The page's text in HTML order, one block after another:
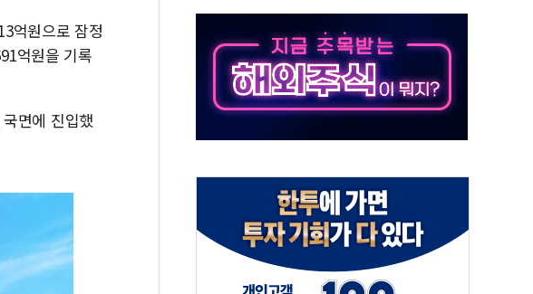
야산서 산불 진화 중...진화헬기 3대 투입
임' 임성근 전 사단장 항소심도 징역 3년
억원으로 잠정
억원을 기록
면에 진입했